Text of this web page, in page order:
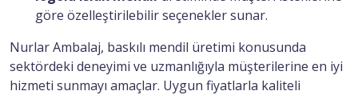
göre özelleştirilebilir seçenekler sunar.
Nurlar Ambalaj, baskılı mendil üretimi konusunda
sektördeki deneyimi ve uzmanlığıyla müşterilerine en iyi
hizmeti sunmayı amaçlar. Uygun fiyatlarla kaliteli